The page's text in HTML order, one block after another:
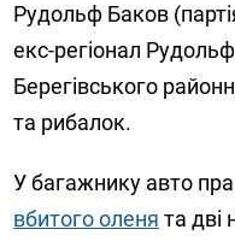
Рудольф Баков
екс-регіонал
Берегівського
та рибалок.
У багажнику авто
вбитого оленя та дві